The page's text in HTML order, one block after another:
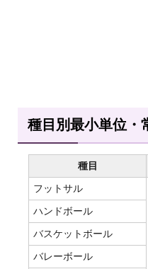
種目別最小単位・
種目
フットサル
ハンドボール
バスケットボール
バレーボール